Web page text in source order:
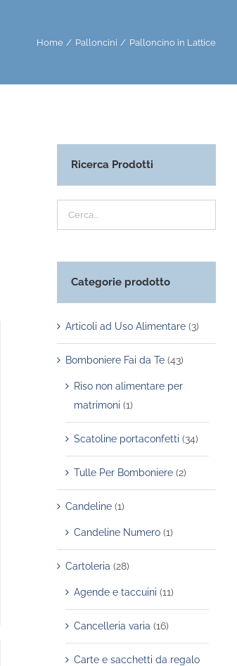
Home Palloncini Palloncino in Lattice
Ricerca Prodotti
Categorie prodotto
Articoli ad Uso Alimentare (3)
Bomboniere Fai da Te (43)
Riso non alimentare per
matrimoni (1)
Scatoline portaconfetti (34)
Tulle Per Bomboniere (2)
Candeline (1)
Candeline Numero (1)
Cartoleria (28)
Agende e taccuini (11)
Cancelleria varia (16)
Carte e sacchetti da regalo